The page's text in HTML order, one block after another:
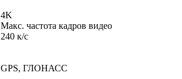
4K
Макс. частота кадров видео
240 к/с
GPS, ГЛОНАСС